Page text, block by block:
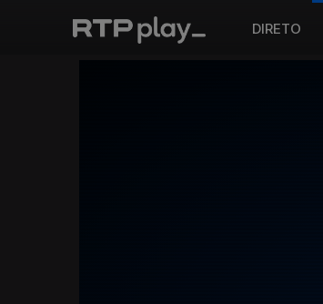
DIRETO